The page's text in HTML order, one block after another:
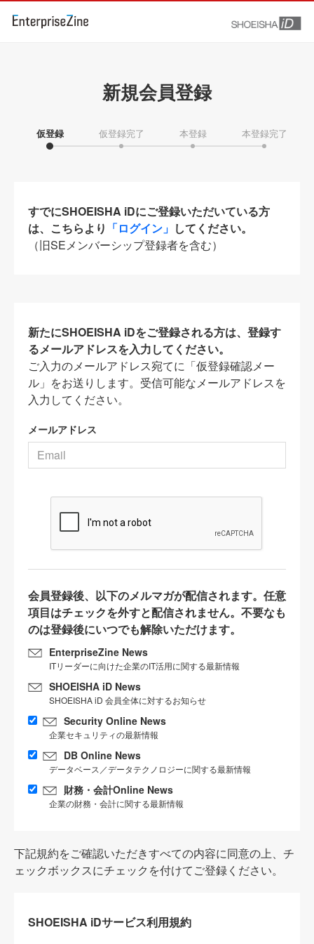
新規会員登録
仮登録 仮登録完了 本登録 本登録完了
すでにSHOEISHA iDにご登録いただいている方
は、こちらより 「ログイン」 してください。
（旧SEメンバーシップ登録者を含む）
新たにSHOEISHA iDをご登録される方は、登録す
るメールアドレスを入力してください。
ご入力のメールアドレス宛てに「仮登録確認メー
ル」をお送りします。受信可能なメールアドレスを
入力してください。
メールアドレス
会員登録後、以下のメルマガが配信されます。任意
項目はチェックを外すと配信されません。不要なも
のは登録後にいつでも解除いただけます。
EnterpriseZine News
ITリーダーに向けた企業のIT活用に関する最新情報
SHOEISHA iD News
SHOEISHA iD 会員全体に対するお知らせ
Security Online News
企業セキュリティの最新情報
DB Online News
データベース／データテクノロジーに関する最新情報
財務・会計Online News
企業の財務・会計に関する最新情報
下記規約をご確認いただきすべての内容に同意の上、チ
ェックボックスにチェックを付けてご登録ください。
SHOEISHA iDサービス利用規約